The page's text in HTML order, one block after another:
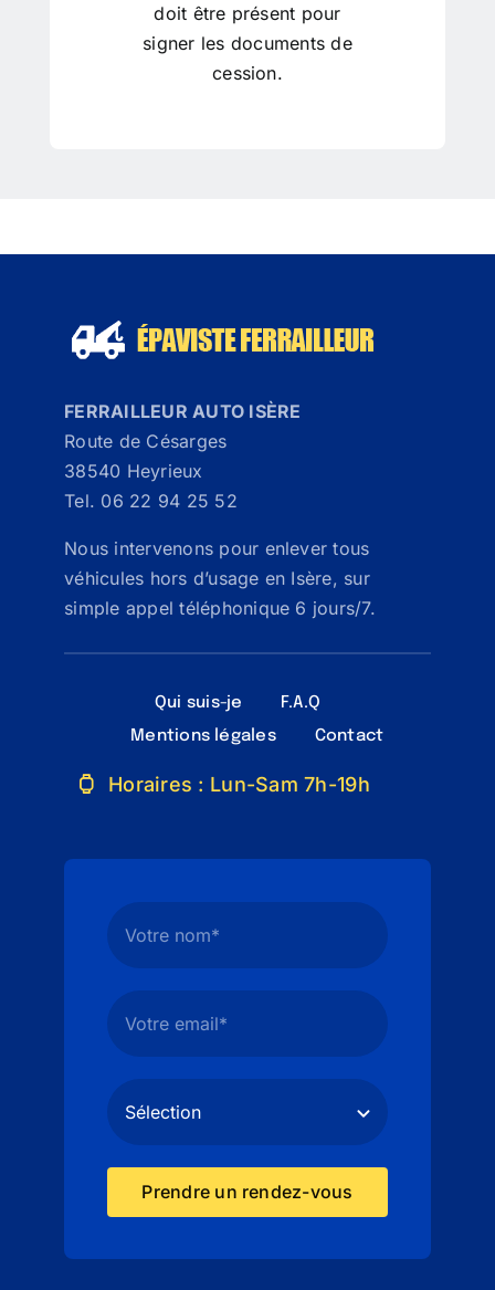
doit être présent pour
signer les documents de
cession.
FERRAILLEUR AUTO ISÈRE
Route de Césarges
38540 Heyrieux
Tel. 06 22 94 25 52
Nous intervenons pour enlever tous
véhicules hors d’usage en Isère, sur
simple appel téléphonique 6 jours/7.
Qui suis-je
F.A.Q
Mentions légales
Contact
Horaires : Lun-Sam 7h-19h
Prendre un rendez-vous